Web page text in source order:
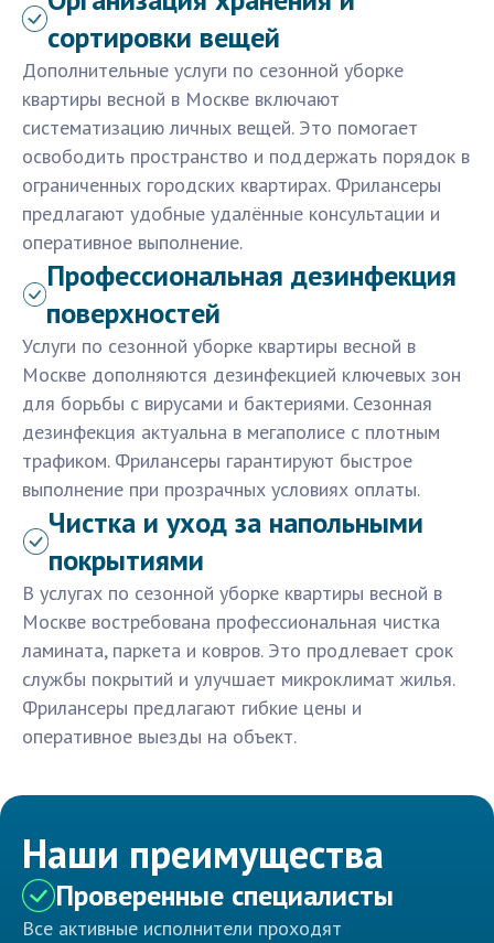
сортировки вещей
Дополнительные услуги по сезонной уборке
квартиры весной в Москве включают
систематизацию личных вещей. Это помогает
освободить пространство и поддержать порядок в
ограниченных городских квартирах. Фрилансеры
предлагают удобные удалённые консультации и
оперативное выполнение.
Профессиональная дезинфекция
поверхностей
Услуги по сезонной уборке квартиры весной в
Москве дополняются дезинфекцией ключевых зон
для борьбы с вирусами и бактериями. Сезонная
дезинфекция актуальна в мегаполисе с плотным
трафиком. Фрилансеры гарантируют быстрое
выполнение при прозрачных условиях оплаты.
Чистка и уход за напольными
покрытиями
В услугах по сезонной уборке квартиры весной в
Москве востребована профессиональная чистка
ламината, паркета и ковров. Это продлевает срок
службы покрытий и улучшает микроклимат жилья.
Фрилансеры предлагают гибкие цены и
оперативное выезды на объект.
Наши преимущества
Проверенные специалисты
Все активные исполнители проходят